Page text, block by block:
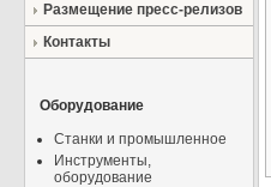
Размещение пресс-релизов
Контакты
Оборудование
Станки и промышленное
Инструменты,
оборудование